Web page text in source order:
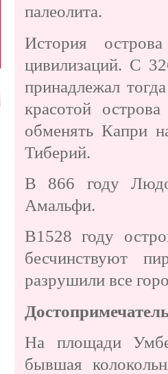
палеолита.
История
цивилизаций. С
принадлежал
красотой
обменять Капри
Тиберий.
В 866 году
Амальфи.
В1528 году
бесчинствуют
разрушили все
На площади
бывшая